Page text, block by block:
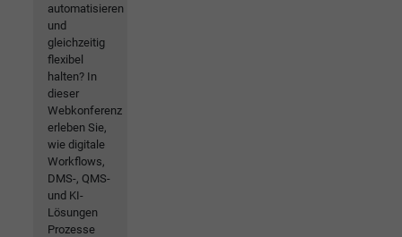
automatisieren
und
gleichzeitig
flexibel
halten? In
dieser
Webkonferenz
erleben Sie,
wie digitale
Workflows,
DMS-, QMS-
und KI-
Lösungen
Prozesse